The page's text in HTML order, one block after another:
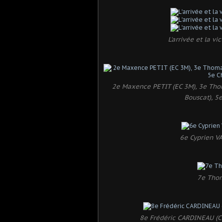
L'arrivée et la
2e Maxence PETIT (EC 3M), 3e
Bouscat),
6e Cyprien
7e
8e Frédéric CARDINEAU